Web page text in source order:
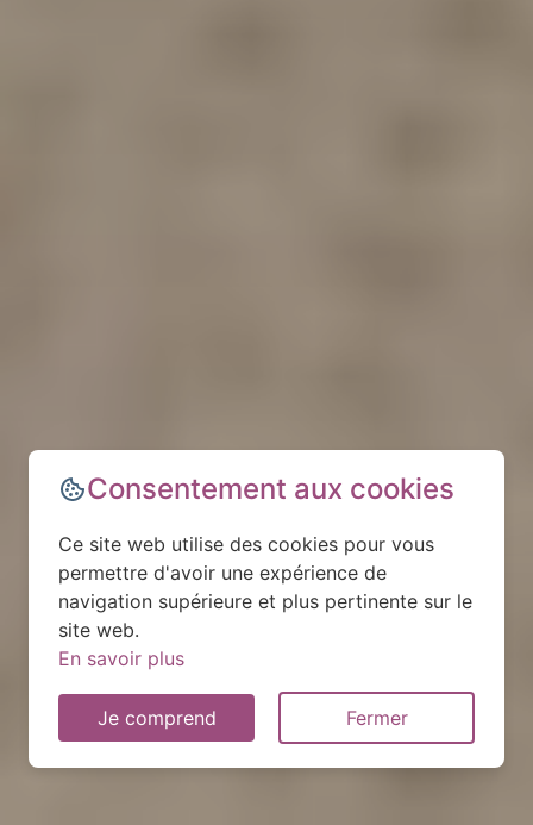
Consentement aux cookies
Ce site web utilise des cookies pour vous
permettre d'avoir une expérience de
navigation supérieure et plus pertinente sur le
site web.
En savoir plus
Je comprend Fermer